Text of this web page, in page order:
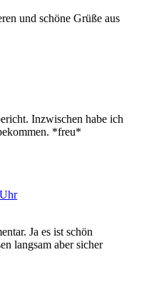
und schöne Grüße aus
Inzwischen habe ich
*freu*
Ja es ist schön
langsam aber sicher